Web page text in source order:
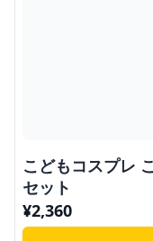
こどもコスプレ
セット
¥2,360